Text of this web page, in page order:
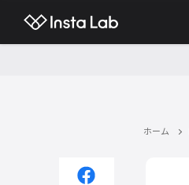
ホーム